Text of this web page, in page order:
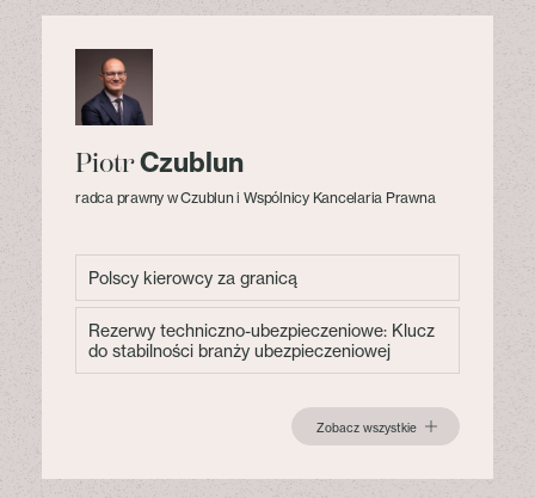
PiotrCzublun
radca prawny w Czublun i Wspólnicy Kancelaria Prawna
Polscy kierowcy za granicą
Rezerwy techniczno-ubezpieczeniowe: Klucz
do stabilności branży ubezpieczeniowej
Zobacz wszystkie